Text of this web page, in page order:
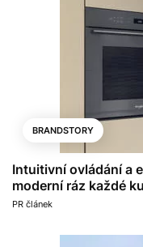
BRANDSTORY
Intuitivní ovládání a
moderní ráz každé
PR článek